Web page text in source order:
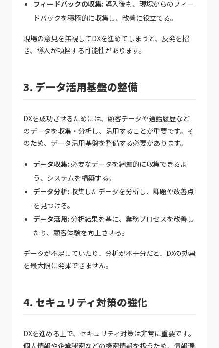
フィードバックの収集: 導入後も、現場からのフィー
ドバックを積極的に収集し、改善に役立てる。
現場の意見を無視してDXを進めてしまうと、反発を招
き、導入が頓挫する可能性があります。
3. データ活用基盤の整備
DXを成功させるためには、顧客データや通話履歴など
のデータを収集・分析し、活用することが重要です。そ
のため、データ活用基盤を整備する必要があります。
データ収集: 必要なデータを網羅的に収集できるよ
う、システムを構築する。
データ分析: 収集したデータを分析し、課題や改善点
を見つける。
データ活用: 分析結果を基に、業務プロセスを改善し
たり、顧客体験を向上させる。
データが不足していたり、分析が不十分だと、DXの効果
を最大限に発揮できません。
4. セキュリティ対策の強化
DXを進める上で、セキュリティ対策は非常に重要です。
個人情報や企業秘密などの機密情報を扱うため、情報漏